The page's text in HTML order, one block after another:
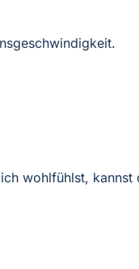
wohlfühlst, kannst